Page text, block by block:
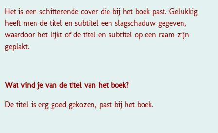
Het is een schitterende cover die bij het boek past. Gelukkig
heeft men de titel en subtitel een slagschaduw gegeven,
waardoor het lijkt of de titel en subtitel op een raam zijn
geplakt.
Wat vind je van de titel van het boek?
De titel is erg goed gekozen, past bij het boek.